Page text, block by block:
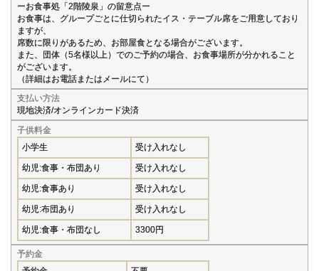
ーお食事処「2階陵泉」の留意点ー
お食事は、グループごとに仕切られたイス・テーブル席をご用意しており
ますが、
席数に限りがあるため、お部屋食となる場合がございます。
また、団体（5名様以上）でのご予約の場合、お食事場所が分かれること
がございます。
（詳細はお電話またはメールにて）
支払い方法
現地決済/オンラインカード決済
子供料金
小学生
受け入れなし
幼児:食事・布団あり 受け入れなし
幼児:食事あり 受け入れなし
幼児:布団あり 受け入れなし
幼児:食事・布団なし 3300円
予約金